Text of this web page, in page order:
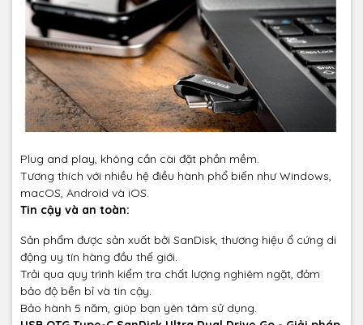
Plug and play, không cần cài đặt phần mềm.
Tương thích với nhiều hệ điều hành phổ biến như Windows,
macOS, Android và iOS.
Tin cậy và an toàn:
Sản phẩm được sản xuất bởi SanDisk, thương hiệu ổ cứng di
động uy tín hàng đầu thế giới.
Trải qua quy trình kiểm tra chất lượng nghiêm ngặt, đảm
bảo độ bền bỉ và tin cậy.
Bảo hành 5 năm, giúp bạn yên tâm sử dụng.